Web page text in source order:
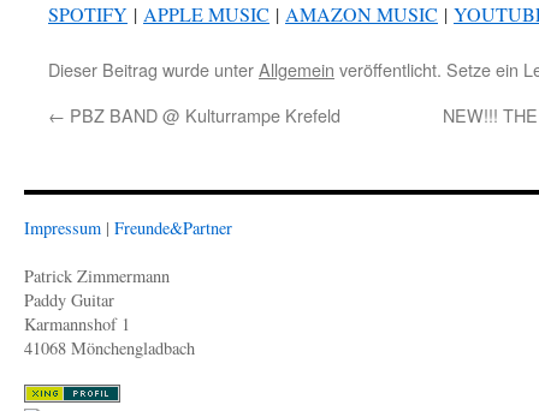
SPOTIFY | APPLE MUSIC | AMAZON MUSIC |
Dieser Beitrag wurde unterAllgemein veröffentlicht. Setze ein
← PBZ BAND @ Kulturrampe Krefeld NEW!!!
Impressum | Freunde&Partner
Patrick Zimmermann
Paddy Guitar
Karmannshof 1
41068 Mönchengladbach